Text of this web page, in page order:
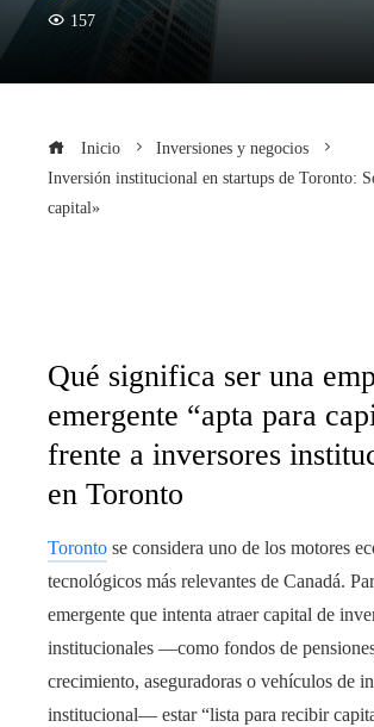
157
Inicio
Inversiones y negocios
Inversión institucional en startups de Toronto:
capital»
Qué significa ser una
emergente “apta para
frente a inversores
en Toronto
Toronto se considera uno de los motores
tecnológicos más relevantes de Canadá.
emergente que intenta atraer capital de
institucionales —como fondos de
crecimiento, aseguradoras o vehículos de
institucional— estar “lista para recibir